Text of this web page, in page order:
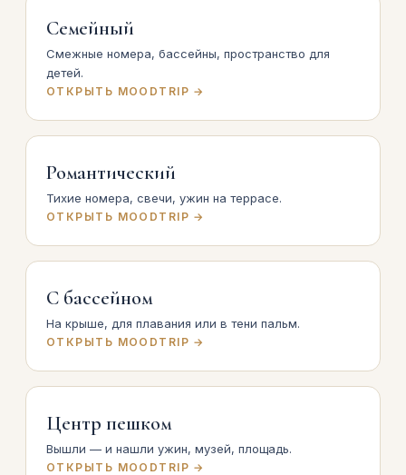
Семейный
Смежные номера, бассейны, пространство для
детей.
ОТКРЫТЬ MOODTRIP →
Романтический
Тихие номера, свечи, ужин на террасе.
ОТКРЫТЬ MOODTRIP →
С бассейном
На крыше, для плавания или в тени пальм.
ОТКРЫТЬ MOODTRIP →
Центр пешком
Вышли — и нашли ужин, музей, площадь.
ОТКРЫТЬ MOODTRIP →